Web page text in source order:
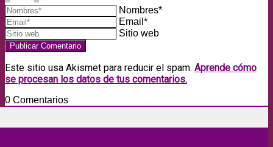
Nombres*
Email*
Sitio web
Este sitio usa Akismet para reducir el spam. Aprende cómo
se procesan los datos de tus comentarios.
0 Comentarios